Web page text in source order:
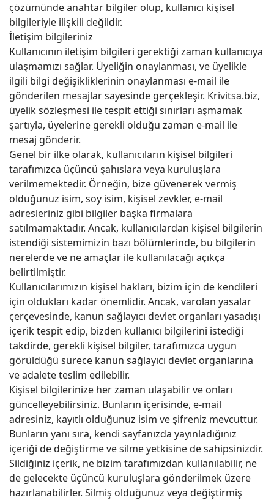
çözümünde anahtar bilgiler olup, kullanıcı kişisel
bilgileriyle ilişkili değildir.
İletişim bilgileriniz
Kullanıcının iletişim bilgileri gerektiği zaman kullanıcıya
ulaşmamızı sağlar. Üyeliğin onaylanması, ve üyelikle
ilgili bilgi değişikliklerinin onaylanması e-mail ile
gönderilen mesajlar sayesinde gerçekleşir. Krivitsa.biz,
üyelik sözleşmesi ile tespit ettiği sınırları aşmamak
şartıyla, üyelerine gerekli olduğu zaman e-mail ile
mesaj gönderir.
Genel bir ilke olarak, kullanıcıların kişisel bilgileri
tarafımızca üçüncü şahıslara veya kuruluşlara
verilmemektedir. Örneğin, bize güvenerek vermiş
olduğunuz isim, soy isim, kişisel zevkler, e-mail
adresleriniz gibi bilgiler başka firmalara
satılmamaktadır. Ancak, kullanıcılardan kişisel bilgilerin
istendiği sistemimizin bazı bölümlerinde, bu bilgilerin
nerelerde ve ne amaçlar ile kullanılacağı açıkça
belirtilmiştir.
Kullanıcılarımızın kişisel hakları, bizim için de kendileri
için oldukları kadar önemlidir. Ancak, varolan yasalar
çerçevesinde, kanun sağlayıcı devlet organları yasadışı
içerik tespit edip, bizden kullanıcı bilgilerini istediği
takdirde, gerekli kişisel bilgiler, tarafımızca uygun
görüldüğü sürece kanun sağlayıcı devlet organlarına
ve adalete teslim edilebilir.
Kişisel bilgilerinize her zaman ulaşabilir ve onları
güncelleyebilirsiniz. Bunların içerisinde, e-mail
adresiniz, kayıtlı olduğunuz isim ve şifreniz mevcuttur.
Bunların yanı sıra, kendi sayfanızda yayınladığınız
içeriği de değiştirme ve silme yetkisine de sahipsinizdir.
Sildiğiniz içerik, ne bizim tarafımızdan kullanılabilir, ne
de gelecekte üçüncü kuruluşlara gönderilmek üzere
hazırlanabilirler. Silmiş olduğunuz veya değiştirmiş